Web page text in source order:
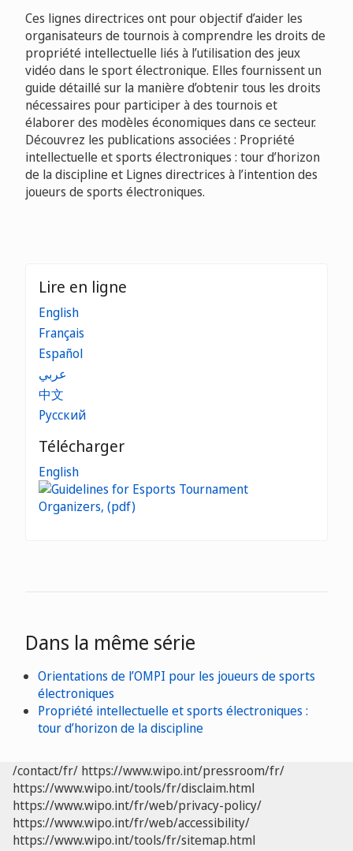
Ces lignes directrices ont pour objectif d’aider les
organisateurs de tournois à comprendre les droits de
propriété intellectuelle liés à l’utilisation des jeux
vidéo dans le sport électronique. Elles fournissent un
guide détaillé sur la manière d’obtenir tous les droits
nécessaires pour participer à des tournois et
élaborer des modèles économiques dans ce secteur.
Découvrez les publications associées : Propriété
intellectuelle et sports électroniques : tour d’horizon
de la discipline et Lignes directrices à l’intention des
joueurs de sports électroniques.
Lire en ligne
English
Français
Español
عربي
中文
Русский
Télécharger
English
Dans la même série
Orientations de l’OMPI pour les joueurs de sports
électroniques
Propriété intellectuelle et sports électroniques :
tour d’horizon de la discipline
/contact/fr/ https://www.wipo.int/pressroom/fr/
https://www.wipo.int/tools/fr/disclaim.html
https://www.wipo.int/fr/web/privacy-policy/
https://www.wipo.int/fr/web/accessibility/
https://www.wipo.int/tools/fr/sitemap.html